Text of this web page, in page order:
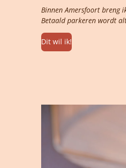
Binnen Amersfoort breng
Betaald parkeren wordt
Dit wil ik!